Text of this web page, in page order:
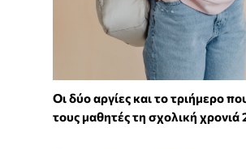
Οι δύο αργίες και το τριήμερο
τους μαθητές τη σχολική